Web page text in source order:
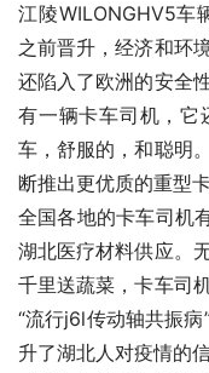
江陵WILONGHV5车
之前晋升，经济和环
还陷入了欧洲的安全
有一辆卡车司机，它
车，舒服的，和聪明
断推出更优质的重型卡
全国各地的卡车司机
湖北医疗材料供应。
千里送蔬菜，卡车司
“流行j6l传动轴共振
升了湖北人对疫情的信